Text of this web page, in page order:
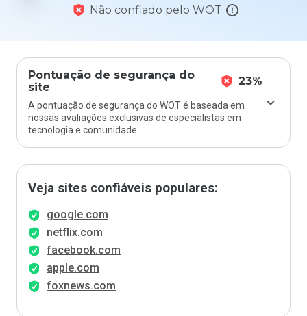
Não confiado pelo WOT
Pontuação de segurança do
site
23%
A pontuação de segurança do WOT é baseada em
nossas avaliações exclusivas de especialistas em
tecnologia e comunidade.
Veja sites confiáveis populares:
google.com
netflix.com
facebook.com
apple.com
foxnews.com